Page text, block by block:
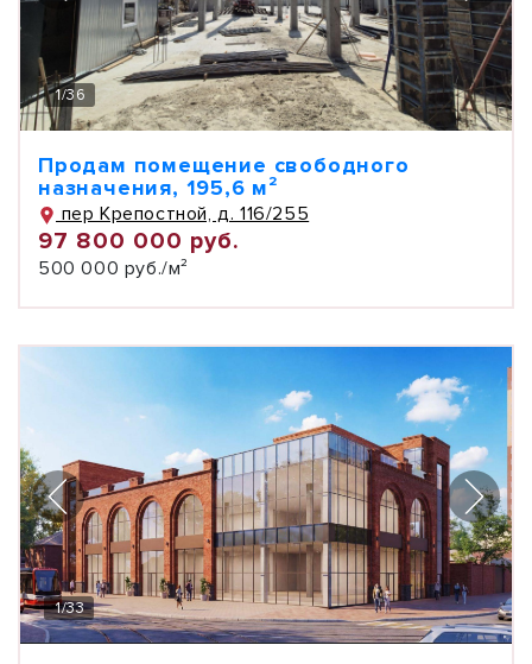
1/36
Продам помещение свободного
назначения, 195,6 м²
пер Крепостной, д. 116/255
97 800 000 руб.
500 000 руб./м²
1/33